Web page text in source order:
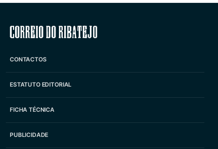
Correio do Ribatejo
CONTACTOS
ESTATUTO EDITORIAL
FICHA TÉCNICA
PUBLICIDADE